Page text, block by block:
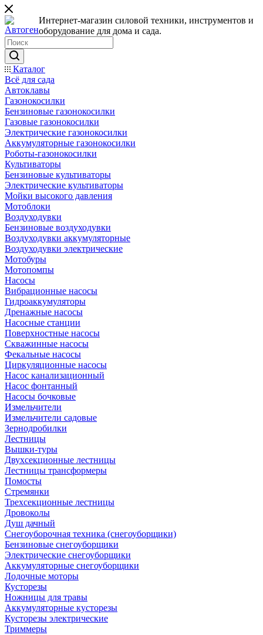
Интернет-магазин силовой техники, инструментов и
оборудование для дома и сада.
Каталог
Всё для сада
Автоклавы
Газонокосилки
Бензиновые газонокосилки
Газовые газонокосилки
Электрические газонокосилки
Аккумуляторные газонокосилки
Роботы-газонокосилки
Культиваторы
Бензиновые культиваторы
Электрические культиваторы
Мойки высокого давления
Мотоблоки
Воздуходувки
Бензиновые воздуходувки
Воздуходувки аккумуляторные
Воздуходувки электрические
Мотобуры
Мотопомпы
Насосы
Вибрационные насосы
Гидроаккумуляторы
Дренажные насосы
Насосные станции
Поверхностные насосы
Скважинные насосы
Фекальные насосы
Циркуляционные насосы
Насос канализационный
Насос фонтанный
Насосы бочковые
Измельчители
Измельчители садовые
Зернодробилки
Лестницы
Вышки-туры
Двухсекционные лестницы
Лестницы трансформеры
Помосты
Стремянки
Трехсекционные лестницы
Дровоколы
Душ дачный
Снегоуборочная техника (снегоуборщики)
Бензиновые снегоуборщики
Электрические снегоуборщики
Аккумуляторные снегоуборщики
Лодочные моторы
Кусторезы
Ножницы для травы
Аккумуляторные кусторезы
Кусторезы электрические
Триммеры